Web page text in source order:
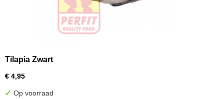
Tilapia Zwart
€ 4,95
✓ Op voorraad